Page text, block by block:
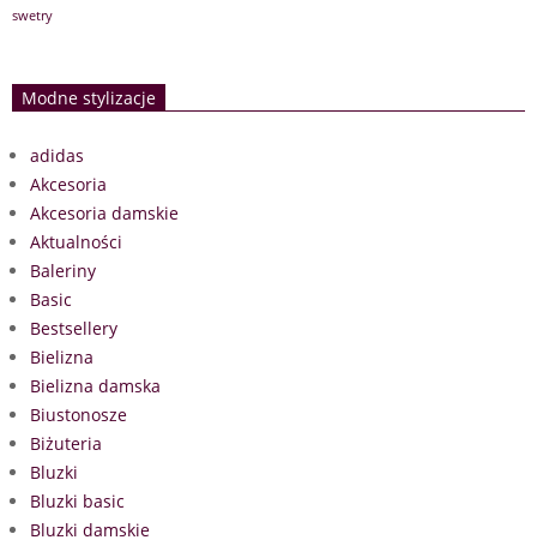
swetry
Modne stylizacje
adidas
Akcesoria
Akcesoria damskie
Aktualności
Baleriny
Basic
Bestsellery
Bielizna
Bielizna damska
Biustonosze
Biżuteria
Bluzki
Bluzki basic
Bluzki damskie